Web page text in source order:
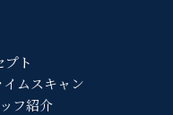
プト
イムスキャン
フ紹介